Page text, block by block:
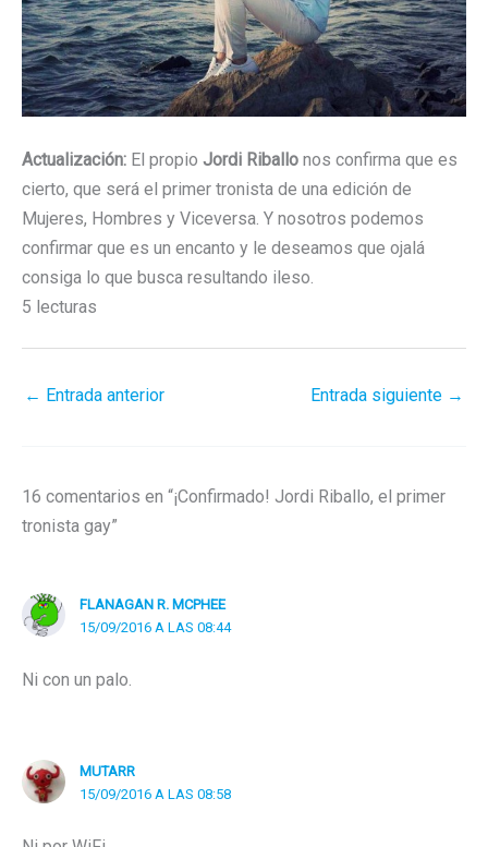
Actualización: El propio Jordi Riballo nos confirma que es
cierto, que será el primer tronista de una edición de
Mujeres, Hombres y Viceversa. Y nosotros podemos
confirmar que es un encanto y le deseamos que ojalá
consiga lo que busca resultando ileso.
5 lecturas
← Entrada anterior Entrada siguiente →
16 comentarios en “¡Confirmado! Jordi Riballo, el primer
tronista gay”
FLANAGAN R. MCPHEE
15/09/2016 A LAS 08:44
Ni con un palo.
MUTARR
15/09/2016 A LAS 08:58